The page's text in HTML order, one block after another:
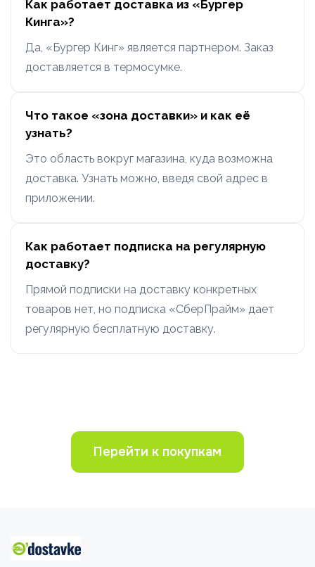
Как работает доставка из «Бургер
Кинга»?
Да, «Бургер Кинг» является партнером. Заказ
доставляется в термосумке.
Что такое «зона доставки» и как её
узнать?
Это область вокруг магазина, куда возможна
доставка. Узнать можно, введя свой адрес в
приложении.
Как работает подписка на регулярную
доставку?
Прямой подписки на доставку конкретных
товаров нет, но подписка «СберПрайм» дает
регулярную бесплатную доставку.
Перейти к покупкам